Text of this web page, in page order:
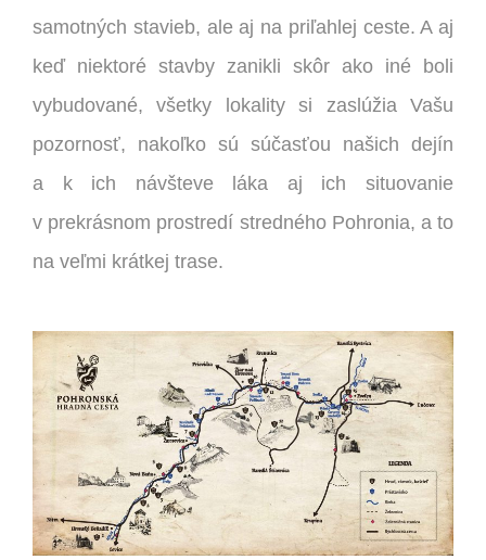
samotných stavieb, ale aj na priľahlej ceste. A aj
keď niektoré stavby zanikli skôr ako iné boli
vybudované, všetky lokality si zaslúžia Vašu
pozornosť, nakoľko sú súčasťou našich dejín
a k ich návšteve láka aj ich situovanie
v prekrásnom prostredí stredného Pohronia, a to
na veľmi krátkej trase.